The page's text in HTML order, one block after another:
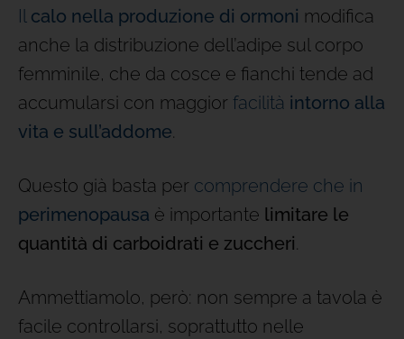
Il calo nella produzione di ormoni modifica
anche la distribuzione dell’adipe sul corpo
femminile, che da cosce e fianchi tende ad
accumularsi con maggior facilità intorno alla
vita e sull’addome.
Questo già basta per comprendere che in
perimenopausa è importante limitare le
quantità di carboidrati e zuccheri.
Ammettiamolo, però: non sempre a tavola è
facile controllarsi, soprattutto nelle